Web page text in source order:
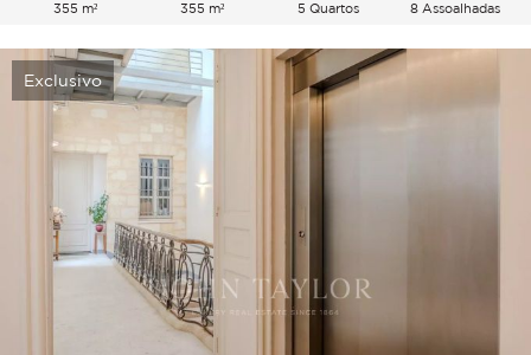
355 m² 355 m² 5 Quartos 8 Assoalhadas
Exclusivo